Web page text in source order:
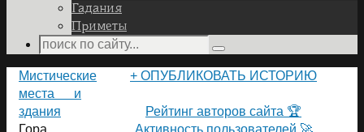
Гадания
Приметы
Search
Search
Home
Мистические
места и
здания
Гора
+ ОПУБЛИКОВАТЬ ИСТОРИЮ
Рейтинг авторов сайта 🏆
Активность пользователей 🚀